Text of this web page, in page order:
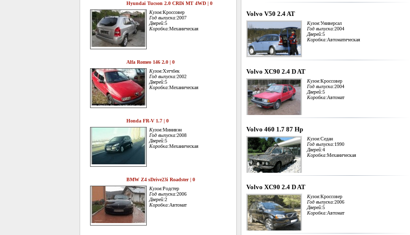
Volvo V50 2.4 AT
Кузов:Универсал
Год выпуска:2004
Дверей:5
Коробка:Автоматическая
Volvo XC90 2.4 D AT
Кузов:Кроссовер
Год выпуска:2004
Дверей:5
Коробка:Автомат
Volvo 460 1.7 87 Hp
Кузов:Седан
Год выпуска:1990
Дверей:4
Коробка:Механическая
Volvo XC90 2.4 D AT
Кузов:Кроссовер
Год выпуска:2006
Дверей:5
Коробка:Автомат
Hyundai Tucson 2.0 CRDi MT 4WD | 0
Кузов:Кроссовер
Год выпуска:2007
Дверей:5
Коробка:Механическая
Alfa Romeo 146 2.0 | 0
Кузов:Хэтчбек
Год выпуска:2002
Дверей:5
Коробка:Механическая
Honda FR-V 1.7 | 0
Кузов:Минивэн
Год выпуска:2008
Дверей:5
Коробка:Механическая
BMW Z4 sDrive23i Roadster | 0
Кузов:Родстер
Год выпуска:2006
Дверей:2
Коробка:Автомат